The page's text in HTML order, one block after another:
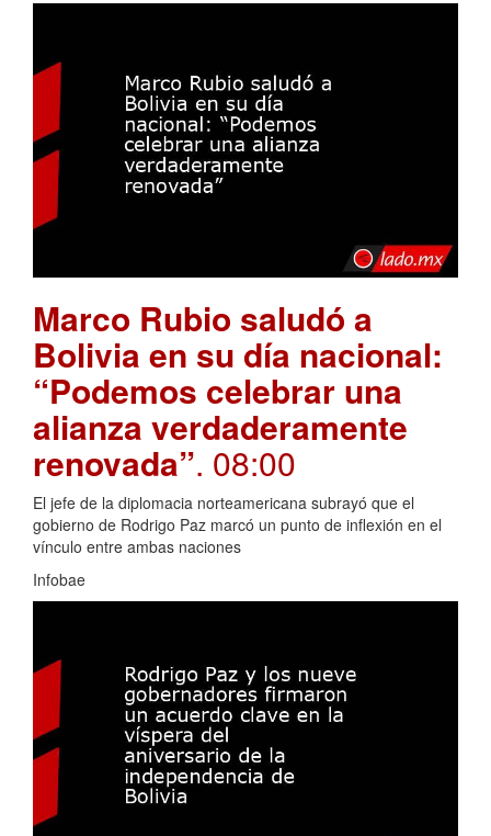
Marco Rubio saludó a
Bolivia en su día nacional:
“Podemos celebrar una
alianza verdaderamente
renovada”. 08:00
El jefe de la diplomacia norteamericana subrayó que el
gobierno de Rodrigo Paz marcó un punto de inflexión en el
vínculo entre ambas naciones
Infobae